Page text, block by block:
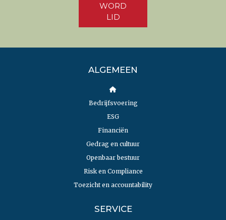
WORD
LID
ALGEMEEN
Bedrijfsvoering
ESG
Financiën
Gedrag en cultuur
Openbaar bestuur
Risk en Compliance
Toezicht en accountability
SERVICE